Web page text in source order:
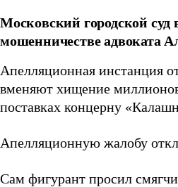
Московский городской суд
мошенничестве адвоката
Апелляционная инстанция
вменяют хищение
поставках концерну
Апелляционную жалобу
Сам фигурант просил